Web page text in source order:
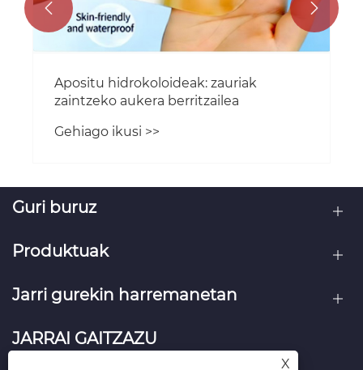
 
Guri buruz
Produktuak
Jarri gurekin harremanetan
JARRAI GAITZAZU
X